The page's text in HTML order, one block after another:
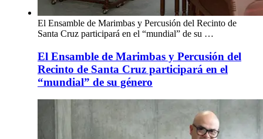
El Ensamble de Marimbas y Percusión del Recinto de
Santa Cruz participará en el “mundial” de su …
El Ensamble de Marimbas y Percusión del
Recinto de Santa Cruz participará en el
“mundial” de su género